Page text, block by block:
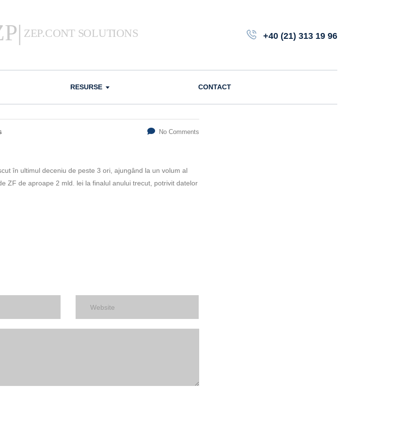
+40 (21) 313 19 96
RESURSE CONTACT
No Comments
în ultimul deceniu de peste 3 ori, ajungând la un volum al
ZF de aproape 2 mld. lei la finalul anului trecut, po­trivit datelor